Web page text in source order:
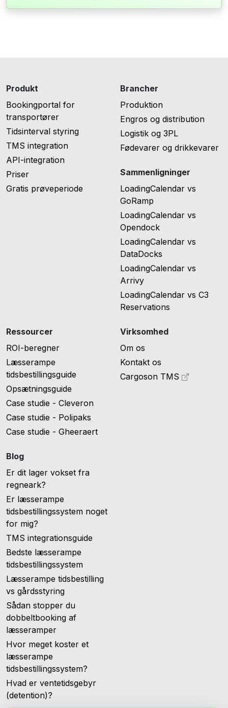
Produkt
Bookingportal for
transportører
Tidsinterval styring
TMS integration
API-integration
Priser
Gratis prøveperiode
Brancher
Produktion
Engros og distribution
Logistik og 3PL
Fødevarer og drikkevarer
Sammenligninger
LoadingCalendar vs
GoRamp
LoadingCalendar vs
Opendock
LoadingCalendar vs
DataDocks
LoadingCalendar vs
Arrivy
LoadingCalendar vs C3
Reservations
Ressourcer
ROI-beregner
Læsserampe
tidsbestillingsguide
Opsætningsguide
Case studie - Cleveron
Case studie - Polipaks
Case studie - Gheeraert
Blog
Er dit lager vokset fra
regneark?
Er læsserampe
tidsbestillingssystem noget
for mig?
TMS integrationsguide
Bedste læsserampe
tidsbestillingssystem
Læsserampe tidsbestilling
vs gårdsstyring
Sådan stopper du
dobbeltbooking af
læsseramper
Hvor meget koster et
læsserampe
tidsbestillingssystem?
Hvad er ventetidsgebyr
(detention)?
Virksomhed
Om os
Kontakt os
Cargoson TMS